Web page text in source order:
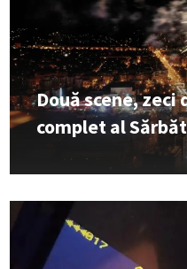
Două scene,
complet al